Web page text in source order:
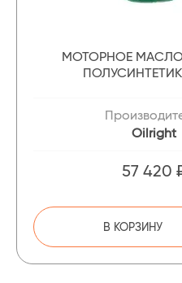
МОТОРНОЕ МАСЛО
Oilright
57 420
В КОРЗИНУ